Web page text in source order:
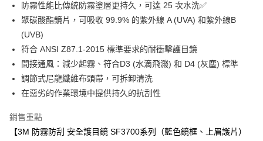
運送方式
每筆NT$60
付款後全家取貨
每筆NT$60
7-11取貨付款
每筆NT$60
防霧性能比傳統防霧塗層更持久，可達 25 次水洗✅
聚碳酸酯鏡片，可吸收 99.9% 的紫外線 A (UVA) 和紫外線B
(UVB)
符合 ANSI Z87.1-2015 標準要求的耐衝擊護目鏡
間接通風：減少起霧、符合D3 (水滴飛濺) 和 D4 (灰塵) 標準
調節式尼龍纖維布頭帶，可拆卸清洗
在惡劣的作業環境中提供持久的抗刮性
銷售重點
【3M 防霧防刮 安全護目鏡 SF3700系列（藍色鏡框、上眉護片）